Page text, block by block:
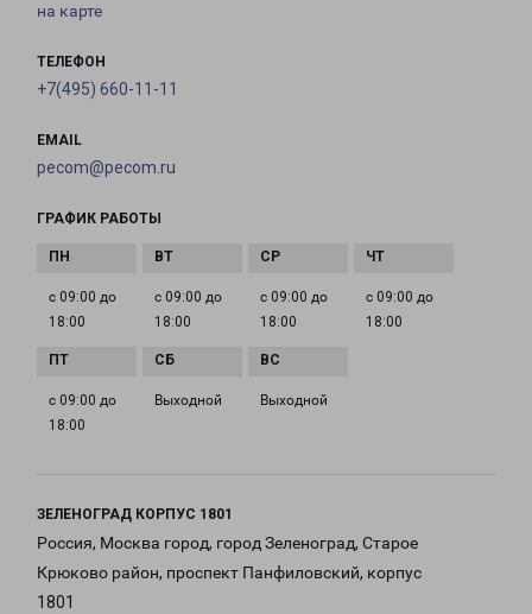
на карте
ТЕЛЕФОН
+7(495) 660-11-11
EMAIL
pecom@pecom.ru
ГРАФИК РАБОТЫ
с 09:00 до
18:00
с 09:00 до
18:00
с 09:00 до
18:00
с 09:00 до
18:00
с 09:00 до
18:00
Выходной Выходной
ЗЕЛЕНОГРАД КОРПУС 1801
Россия, Москва город, город Зеленоград, Старое
Крюково район, проспект Панфиловский, корпус
1801